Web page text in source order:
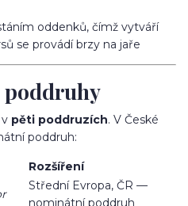
oddenků, čímž vytváří
se provádí brzy na jaře
poddruhy
pěti poddruzích. V České
poddruh:
Rozšíření
Střední Evropa, ČR —
nominátní poddruh